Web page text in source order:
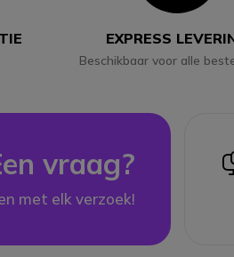
EXPRESS
Beschikbaar voor alle
vraag?
met elk verzoek!